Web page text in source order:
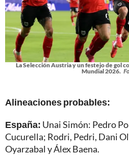
La Selección Austria y un festejo de gol
Mundial 2026.
Alineaciones probables:
España: Unai Simón: Pedro
Cucurella; Rodri, Pedri, Dani
Oyarzabal y Álex Baena.